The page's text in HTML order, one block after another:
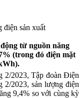
điện sản xuất
từ nguồn năng
(trong đó điện mặt
2/2023, Tập đoàn Điện
2023, sản lượng điện
9,4% so với cùng kỳ